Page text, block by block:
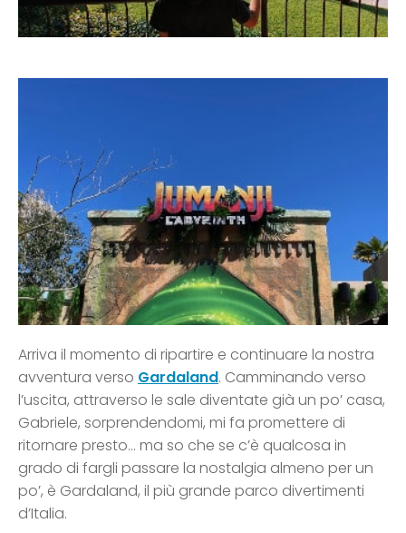
Arriva il momento di ripartire e continuare la nostra
avventura verso Gardaland. Camminando verso
l’uscita, attraverso le sale diventate già un po’ casa,
Gabriele, sorprendendomi, mi fa promettere di
ritornare presto… ma so che se c’è qualcosa in
grado di fargli passare la nostalgia almeno per un
po’, è Gardaland, il più grande parco divertimenti
d’Italia.